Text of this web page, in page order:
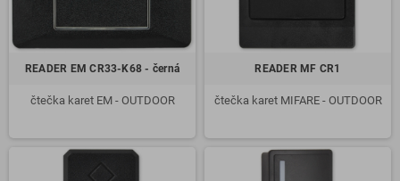
READER EM CR33-K68 - černá
čtečka karet EM - OUTDOOR
READER MF CR1
čtečka karet MIFARE - OUTDOOR